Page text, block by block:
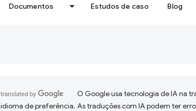
Documentos Estudos de caso Blog
O Google usa tecnologia de IA na
idioma de preferência. As traduções com IA podem ter